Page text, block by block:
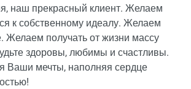
наш прекрасный клиент. Желаем
к собственному идеалу. Желаем
Желаем получать от жизни массу
здоровы, любимы и счастливы.
Ваши мечты, наполняя сердце